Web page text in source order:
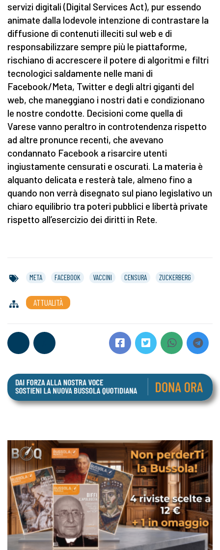
servizi digitali (Digital Services Act), pur essendo
animate dalla lodevole intenzione di contrastare la
diffusione di contenuti illeciti sul web e di
responsabilizzare sempre più le piattaforme,
rischiano di accrescere il potere di algoritmi e filtri
tecnologici saldamente nelle mani di
Facebook/Meta, Twitter e degli altri giganti del
web, che maneggiano i nostri dati e condizionano
le nostre condotte. Decisioni come quella di
Varese vanno peraltro in controtendenza rispetto
ad altre pronunce recenti, che avevano
condannato Facebook a risarcire utenti
ingiustamente censurati e oscurati. La materia è
alquanto delicata e resterà tale, almeno fino a
quando non verrà disegnato sul piano legislativo un
chiaro equilibrio tra poteri pubblici e libertà private
rispetto all’esercizio dei diritti in Rete.
META FACEBOOK VACCINI CENSURA ZUCKERBERG
ATTUALITÀ